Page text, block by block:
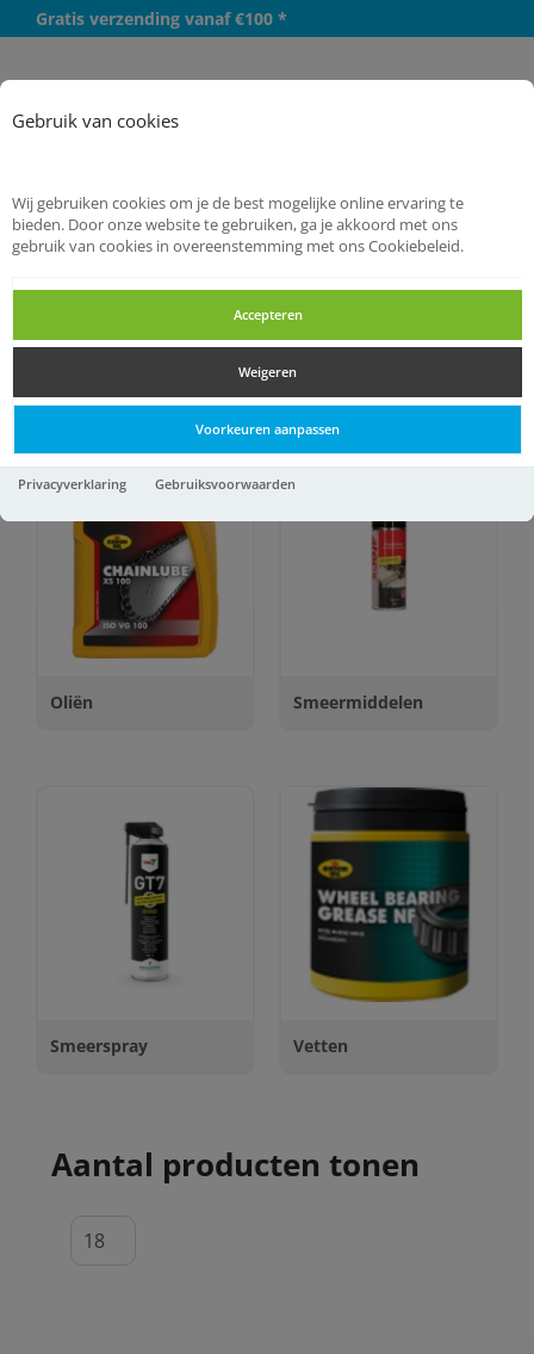
Gebruik van cookies
Wij gebruiken cookies om je de best mogelijke online ervaring te
bieden. Door onze website te gebruiken, ga je akkoord met ons
gebruik van cookies in overeenstemming met ons Cookiebeleid.
Accepteren
Weigeren
Voorkeuren aanpassen
Privacyverklaring Gebruiksvoorwaarden
Gratis verzending vanaf €100 *
Startpagina Chemie Smeermiddelen
Smeermiddelen
Oliën Smeermiddelen
Smeerspray Vetten
Aantal producten tonen